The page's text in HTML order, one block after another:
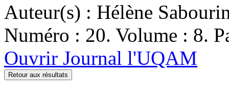
Auteur(s) : Hélène
Numéro : 20. Volume : 8.
Ouvrir Journal l'UQAM
Retour aux résultats